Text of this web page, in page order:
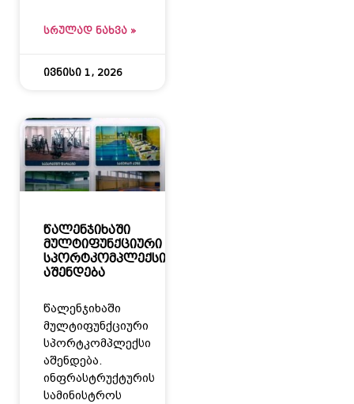
ᲡᲠᲣᲚᲐᲓ ᲜᲐᲮᲕᲐ »
ივნისი 1, 2026
წალენჯიხაში
მულტიფუნქციური
სპორტკომპლექსი
აშენდება
წალენჯიხაში
მულტიფუნქციური
სპორტკომპლექსი
აშენდება.
ინფრასტრუქტურის
სამინისტროს